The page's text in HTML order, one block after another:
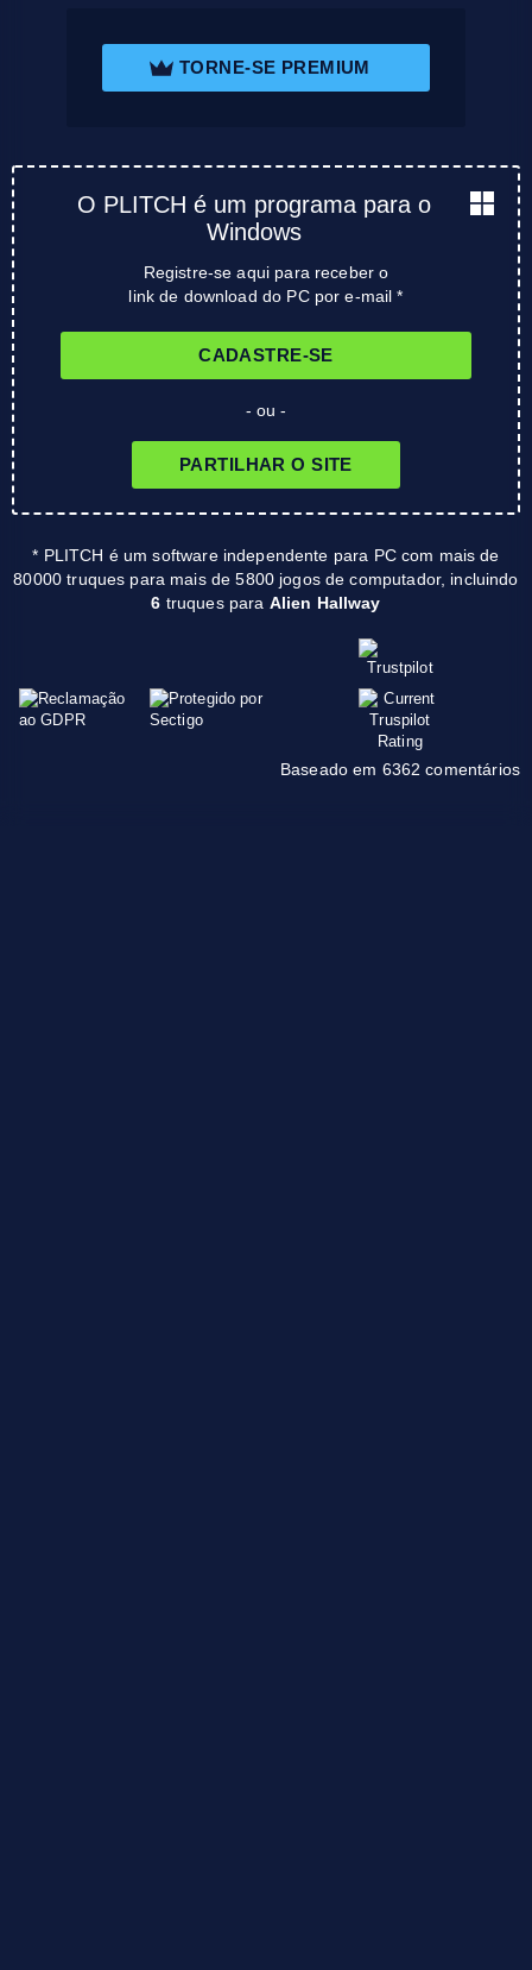
TORNE-SE PREMIUM
O PLITCH é um programa para o
Windows
Registre-se aqui para receber o
link de download do PC por e-mail *
CADASTRE-SE
- ou -
PARTILHAR O SITE
* PLITCH é um software independente para PC com mais de
80000 truques para mais de 5800 jogos de computador, incluindo
6 truques para Alien Hallway
Baseado em 6362 comentários